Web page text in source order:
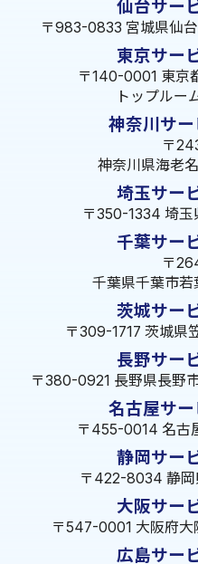
仙台サー
〒983-0833 宮城県仙
東京サー
〒140-0001 東京
トップルー
神奈川サ
〒
神奈川県海老
埼玉サー
〒350-1334 埼
千葉サー
〒
千葉県千葉市
茨城サー
〒309-1717 茨城県
長野サー
〒380-0921 長野県長野
名古屋サ
〒455-0014 名古
静岡サー
〒422-8034 静
大阪サー
〒547-0001 大阪府
広島サー